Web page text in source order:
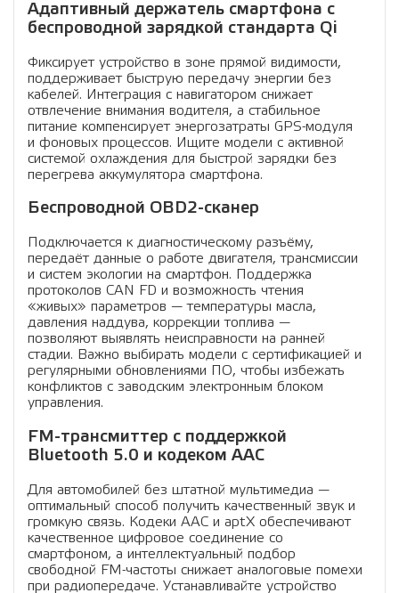
Адаптивный держатель смартфона с
беспроводной зарядкой стандарта Qi
Фиксирует устройство в зоне прямой видимости,
поддерживает быструю передачу энергии без
кабелей. Интеграция с навигатором снижает
отвлечение внимания водителя, а стабильное
питание компенсирует энергозатраты GPS-модуля
и фоновых процессов. Ищите модели с активной
системой охлаждения для быстрой зарядки без
перегрева аккумулятора смартфона.
Беспроводной OBD2-сканер
Подключается к диагностическому разъёму,
передаёт данные о работе двигателя, трансмиссии
и систем экологии на смартфон. Поддержка
протоколов CAN FD и возможность чтения
«живых» параметров — температуры масла,
давления наддува, коррекции топлива —
позволяют выявлять неисправности на ранней
стадии. Важно выбирать модели с сертификацией и
регулярными обновлениями ПО, чтобы избежать
конфликтов с заводским электронным блоком
управления.
FM-трансмиттер с поддержкой
Bluetooth 5.0 и кодеком AAC
Для автомобилей без штатной мультимедиа —
оптимальный способ получить качественный звук и
громкую связь. Кодеки AAC и aptX обеспечивают
качественное цифровое соединение со
смартфоном, а интеллектуальный подбор
свободной FM-частоты снижает аналоговые помехи
при радиопередаче. Устанавливайте устройство